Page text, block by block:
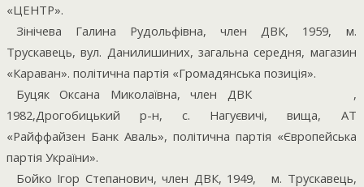
«ЦЕНТР».
Зінічева Галина Рудольфівна, член ДВК, 1959, м.
Трускавець, вул. Данилишиних, загальна середня, магазин
«Караван». політична партія «Громадянська позиція».
Буцяк Оксана Миколаївна, член ДВК
,
1982,Дрогобицький р-н, с. Нагуєвичі, вища, АТ
«Райффайзен Банк Аваль», політична партія «Європейська
партія України».
Бойко Ігор Степанович, член ДВК, 1949,
м. Трускавець,